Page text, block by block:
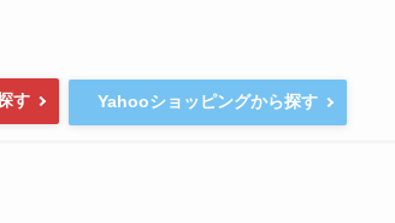
す Yahooショッピングから探す